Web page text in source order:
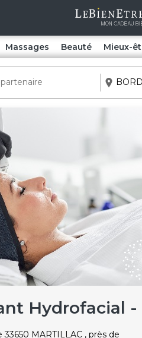
Massages Beauté Mieux-
Hydrofacial -
MARTILLAC , près de